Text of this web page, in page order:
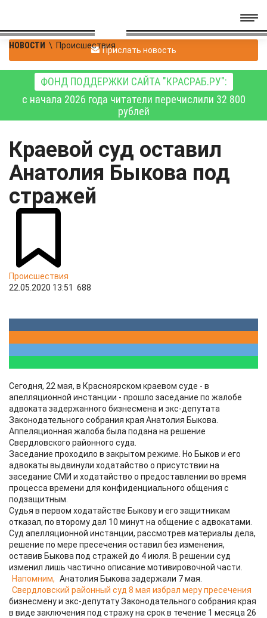
НОВОСТИ \ ПроисшествияПрислать новость
ФОНД ПОДДЕРЖКИ САЙТА "КРАСРАБ.РУ":
с начала 2026 года читатели перечислили 32 800
рублей
Краевой суд оставил
Анатолия Быкова под
стражей
Происшествия
22.05.2020 13:51 688
Сегодня, 22 мая, в Красноярском краевом суде - в
апелляционной инстанции - прошло заседание по жалобе
адвоката задержанного бизнесмена и экс-депутата
Законодательного собрания края Анатолия Быкова.
Аппеляционная жалоба была подана на решение
Свердловского районного суда.
Заседание проходило в закрытом режиме. Но Быков и его
адвокаты выдвинули ходатайство о присутствии на
заседание СМИ и ходатайство о предоставлении во время
процесса времени для конфиденциального общения с
подзащитным.
Судья в первом ходатайстве Быкову и его защитникам
отказал, по второму дал 10 минут на общение с адвокатами.
Суд апелляционной инстанции, рассмотрев материалы дела,
решение по мере пресечения оставил без изменения,
оставив Быкова под стражей до 4 июля. В решении суд
изменил лишь частично описание мотивировочной части.
Напомним, Анатолия Быкова задержали 7 мая.
Свердловский районный суд 8 мая избрал меру пресечения
бизнесмену и экс-депутату Законодательного собрания края
в виде заключения под стражу на срок в течение 1 месяца 26